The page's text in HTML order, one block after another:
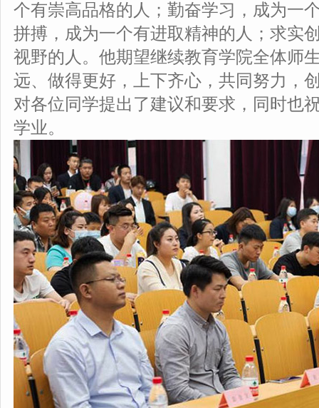
个有崇高品格的人；勤奋学习，成为一
拼搏，成为一个有进取精神的人；求实
视野的人。他期望继续教育学院全体师
远、做得更好，上下齐心，共同努力，
对各位同学提出了建议和要求，同时也
学业。